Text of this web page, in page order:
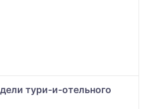
тури-и-отельного